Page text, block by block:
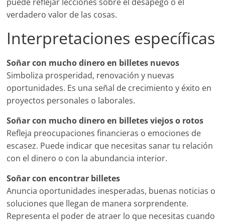
verdadero valor de las cosas.
Interpretaciones específicas
Soñar con mucho dinero en billetes nuevos
Simboliza prosperidad, renovación y nuevas
oportunidades. Es una señal de crecimiento y éxito en
proyectos personales o laborales.
Soñar con mucho dinero en billetes viejos o rotos
Refleja preocupaciones financieras o emociones de
escasez. Puede indicar que necesitas sanar tu relación
con el dinero o con la abundancia interior.
Soñar con encontrar billetes
Anuncia oportunidades inesperadas, buenas noticias o
soluciones que llegan de manera sorprendente.
Representa el poder de atraer lo que necesitas cuando